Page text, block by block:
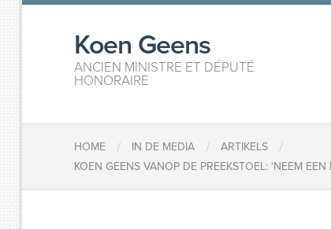
Koen Geens
ANCIEN MINISTRE ET DÉPUTÉ
HONORAIRE
HOME / IN DE MEDIA / ARTIKELS /
KOEN GEENS VANOP DE PREEKSTOEL: ‘NEEM